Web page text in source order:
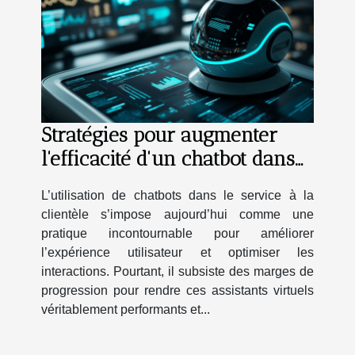
Stratégies pour augmenter
l'efficacité d'un chatbot dans
L’utilisation de chatbots dans le service à la
clientèle s’impose aujourd’hui comme une
pratique incontournable pour améliorer
l’expérience utilisateur et optimiser les
interactions. Pourtant, il subsiste des marges de
progression pour rendre ces assistants virtuels
véritablement performants et...